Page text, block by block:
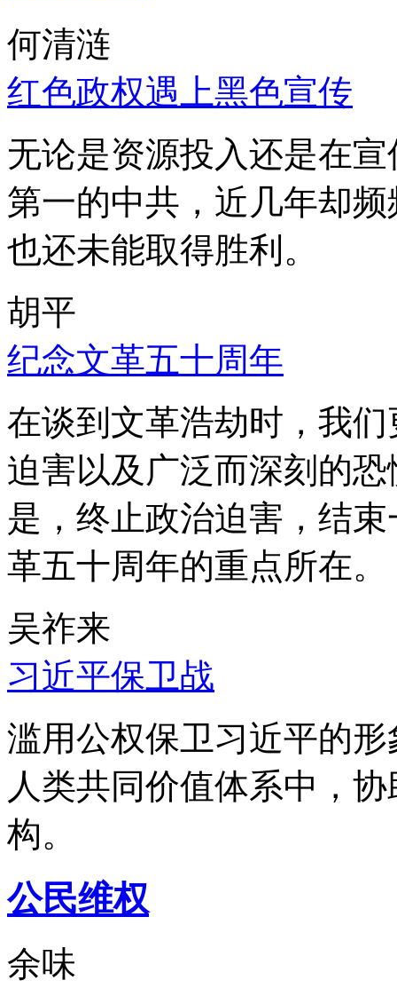
何清涟
红色政权遇上黑色宣传
无论是资源投入还是在
第一的中共，近几年却
也还未能取得胜利。
胡平
纪念文革五十周年
在谈到文革浩劫时，我
迫害以及广泛而深刻的
是，终止政治迫害，结
革五十周年的重点所在。
吴祚来
习近平保卫战
滥用公权保卫习近平的
人类共同价值体系中，
构。
公民维权
余味